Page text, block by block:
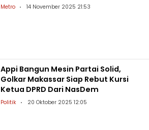
Metro 14 November 2025 21:53
Appi Bangun Mesin Partai Solid,
Golkar Makassar Siap Rebut Kursi
Ketua DPRD Dari NasDem
Politik 20 Oktober 2025 12:05